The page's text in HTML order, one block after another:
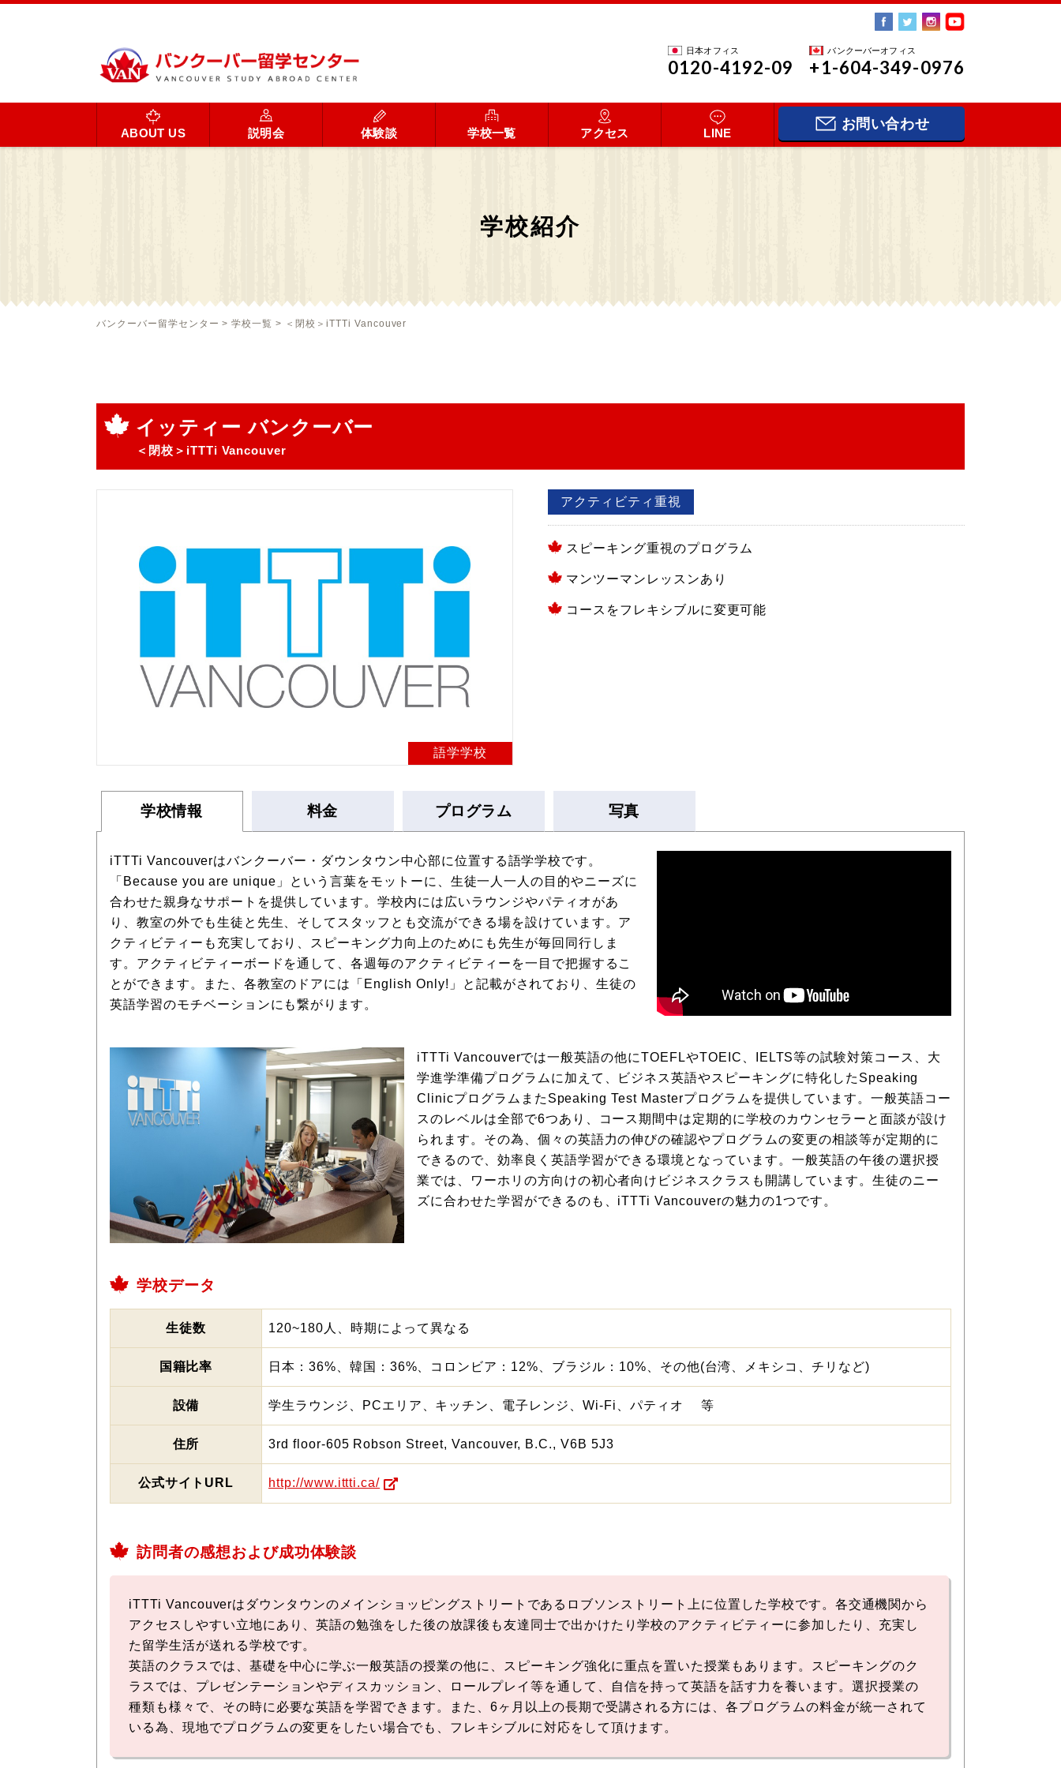
日本オフィス
0120-4192-09
バンクーバーオフィス
+1-604-349-0976
ABOUT US 説明会 体験談 学校一覧 アクセス LINE
お問い合わせ
学校紹介
バンクーバー留学センター >学校一覧 > ＜閉校＞iTTTi Vancouver
イッティー バンクーバー
＜閉校＞iTTTi Vancouver
語学学校
アクティビティ重視
スピーキング重視のプログラム
マンツーマンレッスンあり
コースをフレキシブルに変更可能
学校情報 料金 プログラム 写真
iTTTi Vancouverはバンクーバー・ダウンタウン中心部に位置する語学学校です。
「Because you are unique」という言葉をモットーに、生徒一人一人の目的やニーズに
合わせた親身なサポートを提供しています。学校内には広いラウンジやパティオがあ
り、教室の外でも生徒と先生、そしてスタッフとも交流ができる場を設けています。ア
クティビティーも充実しており、スピーキング力向上のためにも先生が毎回同行しま
す。アクティビティーボードを通して、各週毎のアクティビティーを一目で把握するこ
とができます。また、各教室のドアには「English Only!」と記載がされており、生徒の
英語学習のモチベーションにも繋がります。
iTTTi Vancouverでは一般英語の他にTOEFLやTOEIC、IELTS等の試験対策コース、大
学進学準備プログラムに加えて、ビジネス英語やスピーキングに特化したSpeaking
ClinicプログラムまたSpeaking Test Masterプログラムを提供しています。一般英語コー
スのレベルは全部で6つあり、コース期間中は定期的に学校のカウンセラーと面談が設け
られます。その為、個々の英語力の伸びの確認やプログラムの変更の相談等が定期的に
できるので、効率良く英語学習ができる環境となっています。一般英語の午後の選択授
業では、ワーホリの方向けの初心者向けビジネスクラスも開講しています。生徒のニー
ズに合わせた学習ができるのも、iTTTi Vancouverの魅力の1つです。
学校データ
生徒数 120~180人、時期によって異なる
国籍比率 日本：36%、韓国：36%、コロンビア：12%、ブラジル：10%、その他(台湾、メキシコ、チリなど)
設備 学生ラウンジ、PCエリア、キッチン、電子レンジ、Wi-Fi、パティオ 等
住所 3rd floor-605 Robson Street, Vancouver, B.C., V6B 5J3
公式サイトURL http://www.ittti.ca/
訪問者の感想および成功体験談
iTTTi Vancouverはダウンタウンのメインショッピングストリートであるロブソンストリート上に位置した学校です。各交通機関から
アクセスしやすい立地にあり、英語の勉強をした後の放課後も友達同士で出かけたり学校のアクティビティーに参加したり、充実し
た留学生活が送れる学校です。
英語のクラスでは、基礎を中心に学ぶ一般英語の授業の他に、スピーキング強化に重点を置いた授業もあります。スピーキングのク
ラスでは、プレゼンテーションやディスカッション、ロールプレイ等を通して、自信を持って英語を話す力を養います。選択授業の
種類も様々で、その時に必要な英語を学習できます。また、6ヶ月以上の長期で受講される方には、各プログラムの料金が統一されて
いる為、現地でプログラムの変更をしたい場合でも、フレキシブルに対応をして頂けます。